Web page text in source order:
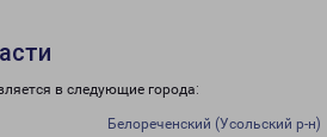
в следующие города:
Белореченский (Усольский р-н)